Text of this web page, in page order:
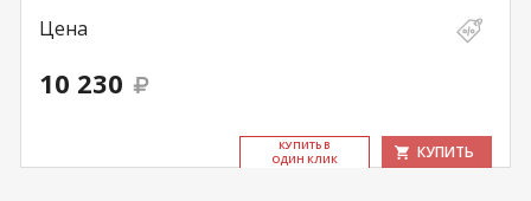
Цена
10 230
КУ­ПИТЬ В
ОДИН КЛИК
КУПИТЬ